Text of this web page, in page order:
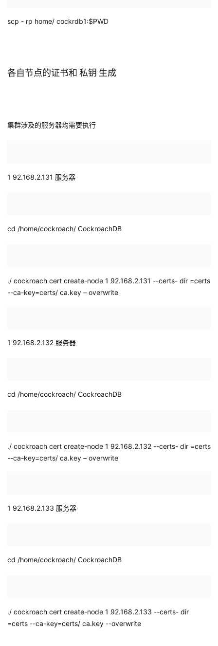
scp - rp home/ cockrdb1:$PWD
各自节点的证书和 私钥 生成
集群涉及的服务器均需要执行
1 92.168.2.131 服务器
cd /home/cockroach/ CockroachDB
./ cockroach cert create-node 1 92.168.2.131 --certs- dir =certs
--ca-key=certs/ ca.key – overwrite
1 92.168.2.132 服务器
cd /home/cockroach/ CockroachDB
./ cockroach cert create-node 1 92.168.2.132 --certs- dir =certs
--ca-key=certs/ ca.key – overwrite
1 92.168.2.133 服务器
cd /home/cockroach/ CockroachDB
./ cockroach cert create-node 1 92.168.2.133 --certs- dir
=certs --ca-key=certs/ ca.key --overwrite